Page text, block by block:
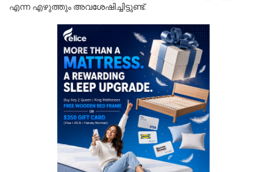
എന്ന എഴുത്തും അവശേഷിച്ചിട്ടുണ്ട്.